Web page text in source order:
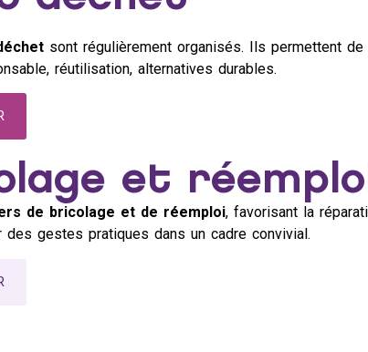
sont régulièrement organisés. Ils permettent
réutilisation, alternatives durables.
et
de bricolage et de réemploi, favorisant la
des gestes pratiques dans un cadre convivial.